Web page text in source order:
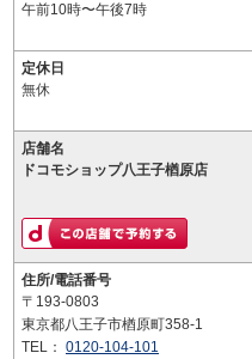
午前10時〜午後7時
定休日
無休
店舗名
ドコモショップ八王子楢原店
住所/電話番号
〒193-0803
東京都八王子市楢原町358-1
TEL： 0120-104-101